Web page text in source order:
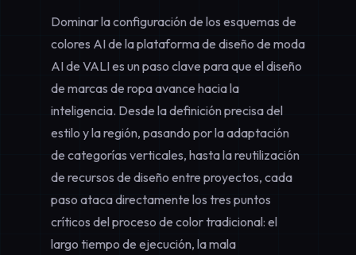
Dominar la configuración de los esquemas de
colores AI de la plataforma de diseño de moda
AI de VALI es un paso clave para que el diseño
de marcas de ropa avance hacia la
inteligencia. Desde la definición precisa del
estilo y la región, pasando por la adaptación
de categorías verticales, hasta la reutilización
de recursos de diseño entre proyectos, cada
paso ataca directamente los tres puntos
críticos del proceso de color tradicional: el
largo tiempo de ejecución, la mala